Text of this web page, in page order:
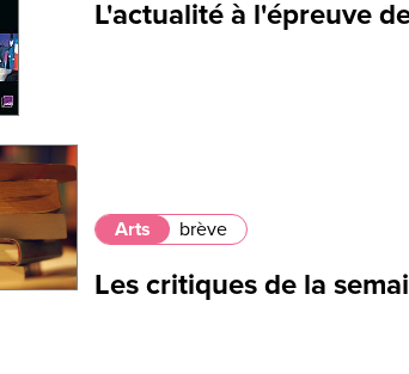
L'actualité à l'épreuve
Arts brève
Les critiques de la